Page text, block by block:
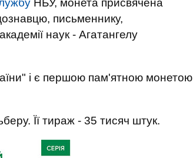
НБУ, монета присвячена
письменнику,
наук - Агатангелу
і є першою пам'ятною монетою
Її тираж - 35 тисяч штук.